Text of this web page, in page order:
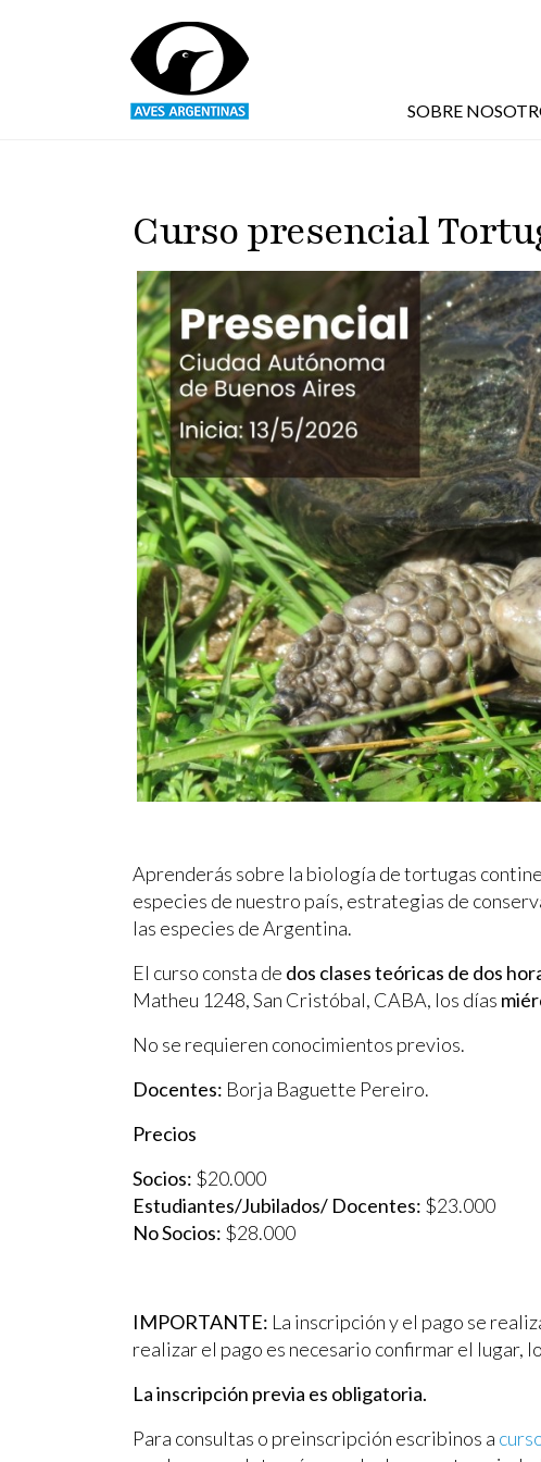
SOBRE
Curso presencial
Aprenderás sobre la biología de tortugas
especies de nuestro país, estrategias de
las especies de Argentina.
El curso consta de dos clases teóricas de dos
Matheu 1248, San Cristóbal, CABA, los días
No se requieren conocimientos previos.
Docentes: Borja Baguette Pereiro.
Precios
Socios: $20.000
Estudiantes/Jubilados/ Docentes: $23.000
No Socios: $28.000
IMPORTANTE: La inscripción y el pago se
realizar el pago es necesario confirmar el lugar,
La inscripción previa es obligatoria.
Para consultas o preinscripción escribinos a